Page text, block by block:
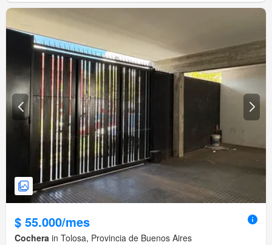
$ 55.000/mes
Cochera in Tolosa, Provincia de Buenos Aires